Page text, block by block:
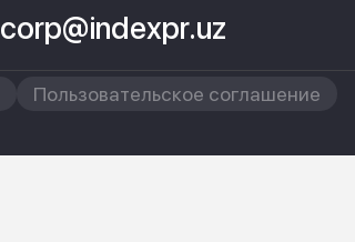
corp@indexpr.uz
Пользовательское соглашение